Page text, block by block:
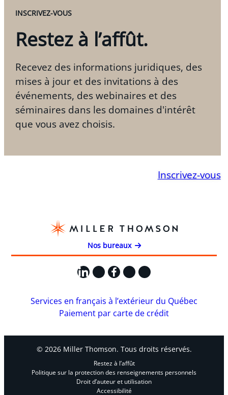
INSCRIVEZ-VOUS
Restez à l’affût.
Recevez des informations juridiques, des
mises à jour et des invitations à des
événements, des webinaires et des
séminaires dans les domaines d'intérêt
que vous avez choisis.
Inscrivez-vous
Nos bureaux
LinkedIn
X Facebook
Instagram
YouTube
Services en français à l’extérieur du Québec
Paiement par carte de crédit
© 2026 Miller Thomson. Tous droits réservés.
Restez à l’affût
Politique sur la protection des renseignements personnels
Droit d’auteur et utilisation
Accessibilité